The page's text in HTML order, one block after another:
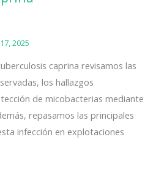
2025
caprina revisamos las
los hallazgos
de micobacterias mediante
repasamos las principales
infección en explotaciones